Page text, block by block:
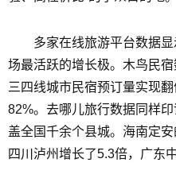
多家在线旅游平台数据
场最活跃的增长极。木鸟民宿
三四线城市民宿预订量实现
82%。去哪儿旅行数据同样
盖全国千余个县城。海南定
四川泸州增长了5.3倍，广